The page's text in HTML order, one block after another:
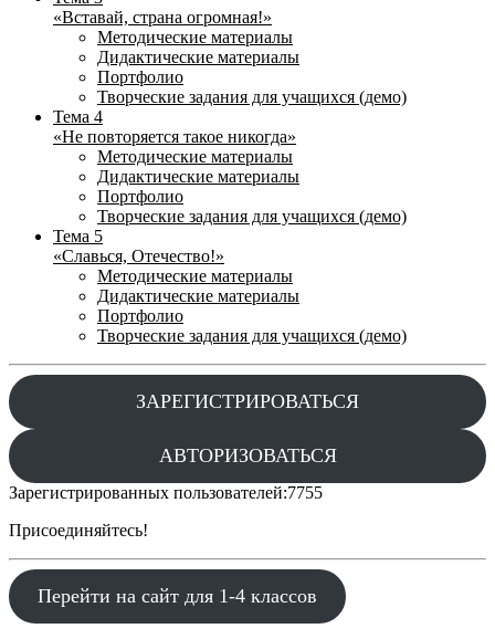
«Вставай, страна огромная!»
Методические материалы
Дидактические материалы
Портфолио
Творческие задания для учащихся (демо)
Тема 4
«Не повторяется такое никогда»
Методические материалы
Дидактические материалы
Портфолио
Творческие задания для учащихся (демо)
Тема 5
«Славься, Отечество!»
Методические материалы
Дидактические материалы
Портфолио
Творческие задания для учащихся (демо)
ЗАРЕГИСТРИРОВАТЬСЯ
АВТОРИЗОВАТЬСЯ
Зарегистрированных пользователей:7755
Присоединяйтесь!
Перейти на сайт для 1-4 классов